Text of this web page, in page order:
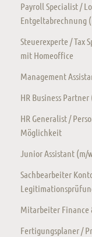
Payroll Specialist /
Entgeltabrechnung
Steuerexperte / Tax
mit Homeoffice
Management
HR Business
HR Generalist /
Möglichkeit
Junior Assistant
Sachbearbeiter
Mitarbeiter Finance
Fertigungsplaner /